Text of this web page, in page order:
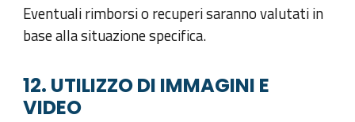
Eventuali rimborsi o recuperi saranno valutati in
base alla situazione specifica.
12. UTILIZZO DI IMMAGINI E
VIDEO